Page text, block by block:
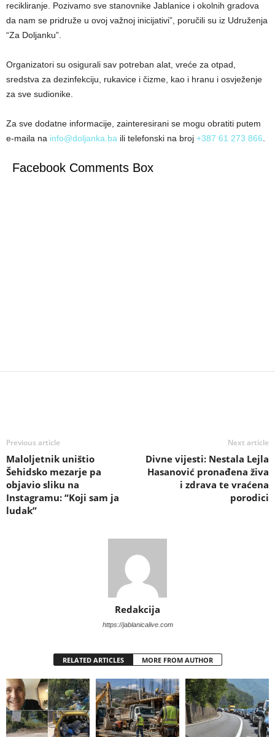
recikliranje. Pozivamo sve stanovnike Jablanice i okolnih gradova
da nam se pridruže u ovoj važnoj inicijativi”, poručili su iz Udruženja
“Za Doljanku”.
Organizatori su osigurali sav potreban alat, vreće za otpad,
sredstva za dezinfekciju, rukavice i čizme, kao i hranu i osvježenje
za sve sudionike.
Za sve dodatne informacije, zainteresirani se mogu obratiti putem
e-maila na info@doljanka.ba ili telefonski na broj +387 61 273 866
Facebook Comments Box
Previous article
Maloljetnik uništio
Šehidsko mezarje pa
objavio sliku na
Instagramu: “Koji sam ja
ludak”
Next article
Divne vijesti: Nestala Lejla
Hasanović pronađena živa
i zdrava te vraćena
porodici
Redakcija
https://jablanicalive.com
RELATED ARTICLES MORE FROM AUTHOR